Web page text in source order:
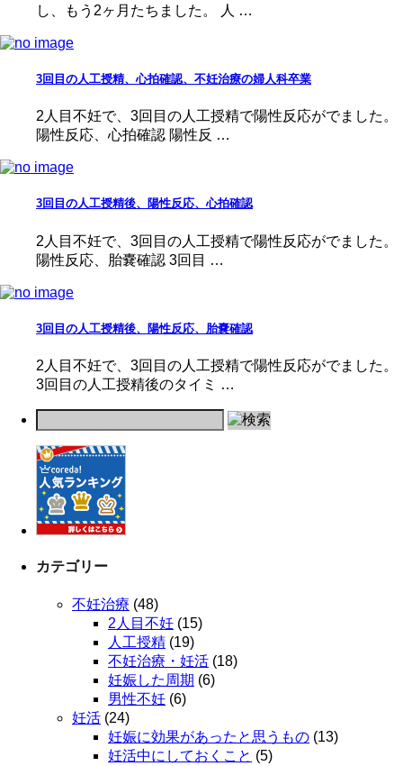
し、もう2ヶ月たちました。 人 …
3回目の人工授精、心拍確認、不妊治療の婦人科卒業
2人目不妊で、3回目の人工授精で陽性反応がでました。
陽性反応、心拍確認 陽性反 …
3回目の人工授精後、陽性反応、心拍確認
2人目不妊で、3回目の人工授精で陽性反応がでました。
陽性反応、胎嚢確認 3回目 …
3回目の人工授精後、陽性反応、胎嚢確認
2人目不妊で、3回目の人工授精で陽性反応がでました。
3回目の人工授精後のタイミ …
カテゴリー
不妊治療 (48)
2人目不妊 (15)
人工授精 (19)
不妊治療・妊活 (18)
妊娠した周期 (6)
男性不妊 (6)
妊活 (24)
妊娠に効果があったと思うもの (13)
妊活中にしておくこと (5)